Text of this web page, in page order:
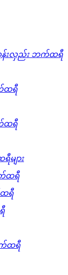
းလှည်း ဘက်ထရီ
ထရီ
ထရီ
များ
က်ထရီ
ထရီ
ဘက်ထရီ